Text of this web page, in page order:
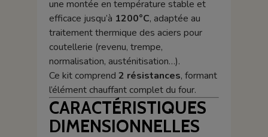
une montée en température stable et
efficace jusqu’à 1200°C, adaptée au
traitement thermique des aciers pour
coutellerie (revenu, trempe,
normalisation, austénitisation…).
Ce kit comprend 2 résistances, formant
l’élément chauffant complet du four.
CARACTÉRISTIQUES
DIMENSIONNELLES